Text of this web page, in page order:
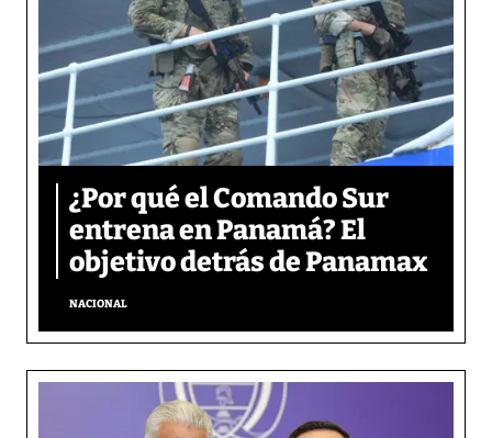
¿Por qué el Comando Sur
entrena en Panamá? El
objetivo detrás de Panamax
NACIONAL